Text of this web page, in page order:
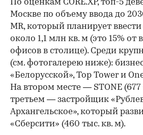
По оценкам CORE.XP, топ-5
Москве по объему ввода до
MR, который планирует
около 1,1 млн кв. м (это 15% от
офисов в столице). Среди
(см. фотогалерею ниже):
«Белорусской», Top Tower и
На втором месте — STONE (677
третьем — застройщик
Архангельское», который
«Сберсити» (460 тыс. кв. м).